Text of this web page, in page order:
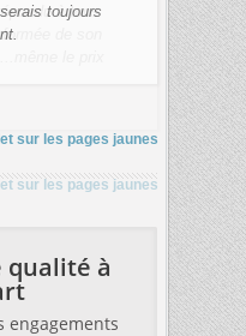
toujours
sur les pages jaunes
qualité à
engagements